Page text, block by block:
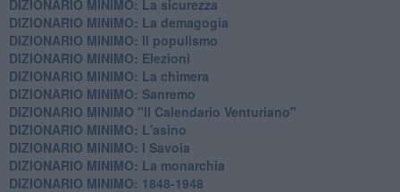
DIZIONARIO MINIMO: La sicurezza
DIZIONARIO MINIMO: La demagogia
DIZIONARIO MINIMO: Il populismo
DIZIONARIO MINIMO: Elezioni
DIZIONARIO MINIMO: La chimera
DIZIONARIO MINIMO: Sanremo
DIZIONARIO MINIMO "Il Calendario Venturiano"
DIZIONARIO MINIMO: L'asino
DIZIONARIO MINIMO: I Savoia
DIZIONARIO MINIMO: La monarchia
DIZIONARIO MINIMO: 1848-1948